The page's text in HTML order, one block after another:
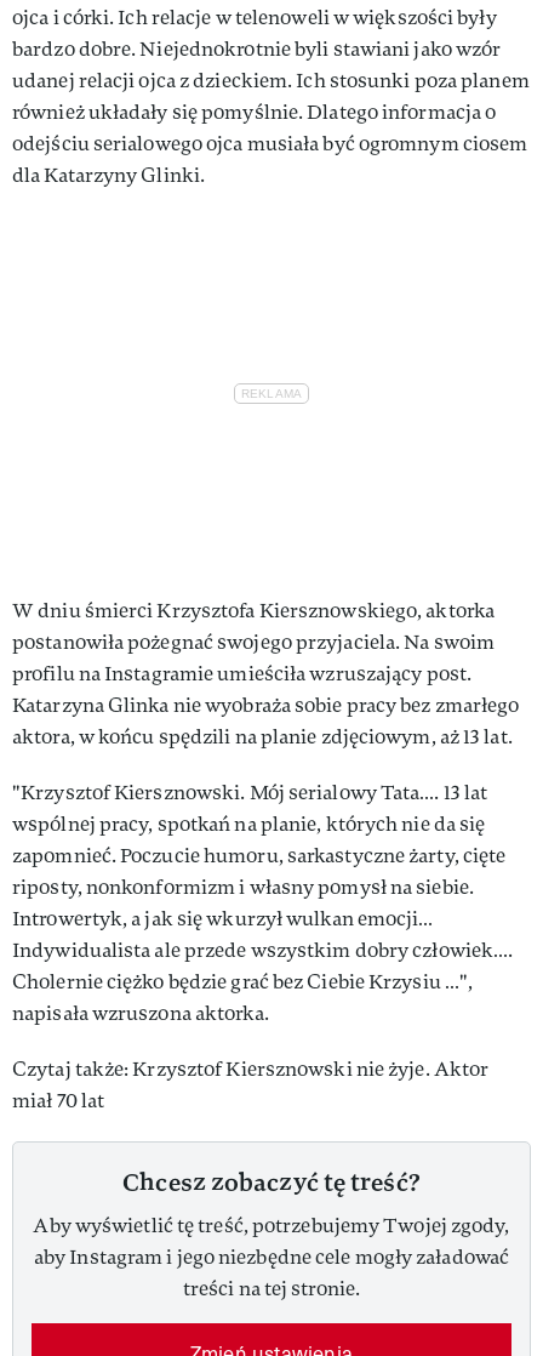
ojca i córki. Ich relacje w telenoweli w większości były
bardzo dobre. Niejednokrotnie byli stawiani jako wzór
udanej relacji ojca z dzieckiem. Ich stosunki poza planem
również układały się pomyślnie. Dlatego informacja o
odejściu serialowego ojca musiała być ogromnym ciosem
dla Katarzyny Glinki.
W dniu śmierci Krzysztofa Kiersznowskiego, aktorka
postanowiła pożegnać swojego przyjaciela. Na swoim
profilu na Instagramie umieściła wzruszający post.
Katarzyna Glinka nie wyobraża sobie pracy bez zmarłego
aktora, w końcu spędzili na planie zdjęciowym, aż 13 lat.
"Krzysztof Kiersznowski. Mój serialowy Tata…. 13 lat
wspólnej pracy, spotkań na planie, których nie da się
zapomnieć. Poczucie humoru, sarkastyczne żarty, cięte
riposty, nonkonformizm i własny pomysł na siebie.
Introwertyk, a jak się wkurzył wulkan emocji…
Indywidualista ale przede wszystkim dobry człowiek….
Cholernie ciężko będzie grać bez Ciebie Krzysiu …",
napisała wzruszona aktorka.
Czytaj także: Krzysztof Kiersznowski nie żyje. Aktor
miał 70 lat
Chcesz zobaczyć tę treść?
Aby wyświetlić tę treść, potrzebujemy Twojej zgody,
aby Instagram i jego niezbędne cele mogły załadować
treści na tej stronie.